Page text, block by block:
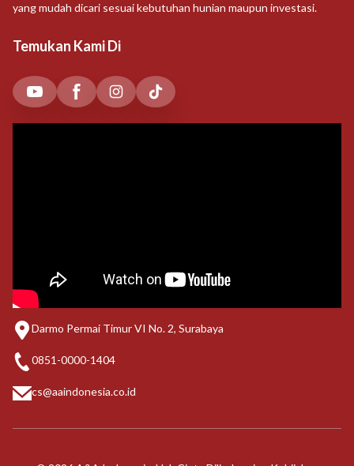
yang mudah dicari sesuai kebutuhan hunian maupun investasi.
Temukan Kami Di
Darmo Permai Timur VI No. 2, Surabaya
0851-0000-1404
cs@aaindonesia.co.id